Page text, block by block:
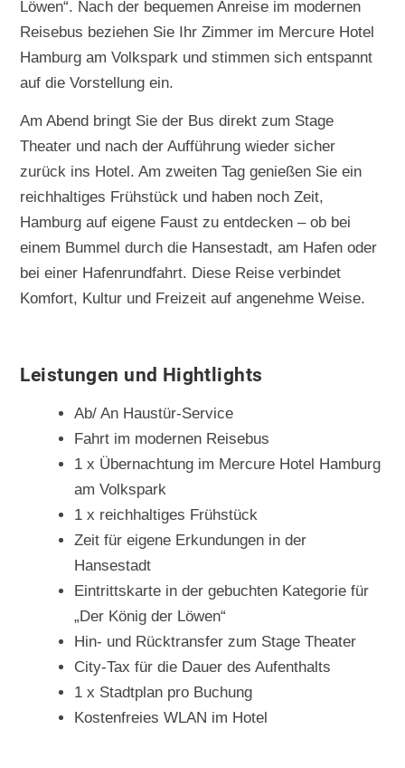
Löwen“. Nach der bequemen Anreise im modernen
Reisebus beziehen Sie Ihr Zimmer im Mercure Hotel
Hamburg am Volkspark und stimmen sich entspannt
auf die Vorstellung ein.
Am Abend bringt Sie der Bus direkt zum Stage
Theater und nach der Aufführung wieder sicher
zurück ins Hotel. Am zweiten Tag genießen Sie ein
reichhaltiges Frühstück und haben noch Zeit,
Hamburg auf eigene Faust zu entdecken – ob bei
einem Bummel durch die Hansestadt, am Hafen oder
bei einer Hafenrundfahrt. Diese Reise verbindet
Komfort, Kultur und Freizeit auf angenehme Weise.
Leistungen und Hightlights
Ab/ An Haustür-Service
Fahrt im modernen Reisebus
1 x Übernachtung im Mercure Hotel Hamburg
am Volkspark
1 x reichhaltiges Frühstück
Zeit für eigene Erkundungen in der
Hansestadt
Eintrittskarte in der gebuchten Kategorie für
„Der König der Löwen“
Hin- und Rücktransfer zum Stage Theater
City-Tax für die Dauer des Aufenthalts
1 x Stadtplan pro Buchung
Kostenfreies WLAN im Hotel